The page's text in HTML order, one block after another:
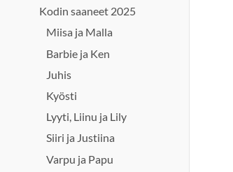
Kodin saaneet 2025
Miisa ja Malla
Barbie ja Ken
Juhis
Kyösti
Lyyti, Liinu ja Lily
Siiri ja Justiina
Varpu ja Papu